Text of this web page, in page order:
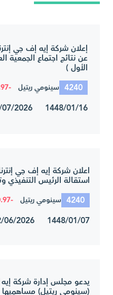
إعلان شركة إيه إف جي
عن نتائج اجتماع الجمعية
الأول )
4240 سينومي ريتيل -0.97 %
1448/01/16 01/07/2026 08:11:01
اعلان شركة إيه إف جي
استقالة الرئيس التنفيذي
4240 سينومي ريتيل -0.97 %
1448/01/07 22/06/2026 15:59:47
يدعو مجلس إدارة شركة
(سينومي ريتيل) مساهميها